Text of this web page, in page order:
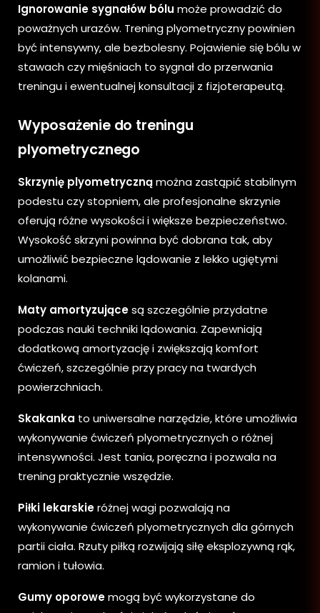
Ignorowanie sygnałów bólu może prowadzić do
poważnych urazów. Trening plyometryczny powinien
być intensywny, ale bezbolesny. Pojawienie się bólu w
stawach czy mięśniach to sygnał do przerwania
treningu i ewentualnej konsultacji z fizjoterapeutą.
Wyposażenie do treningu
plyometrycznego
Skrzynię plyometrycznąmożna zastąpić stabilnym
podestu czy stopniem, ale profesjonalne skrzynie
oferują różne wysokości i większe bezpieczeństwo.
Wysokość skrzyni powinna być dobrana tak, aby
umożliwić bezpieczne lądowanie z lekko ugiętymi
kolanami.
Maty amortyzującesą szczególnie przydatne
podczas nauki techniki lądowania. Zapewniają
dodatkową amortyzację i zwiększają komfort
ćwiczeń, szczególnie przy pracy na twardych
powierzchniach.
Skakanka to uniwersalne narzędzie, które umożliwia
wykonywanie ćwiczeń plyometrycznych o różnej
intensywności. Jest tania, poręczna i pozwala na
trening praktycznie wszędzie.
Piłki lekarskieróżnej wagi pozwalają na
wykonywanie ćwiczeń plyometrycznych dla górnych
partii ciała. Rzuty piłką rozwijają siłę eksplozywną rąk,
ramion i tułowia.
Gumy oporowemogą być wykorzystane do